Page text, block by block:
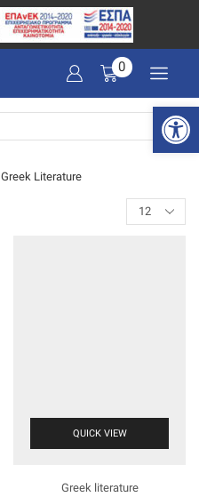
0
Greek Literature
QUICK VIEW
Greek literature